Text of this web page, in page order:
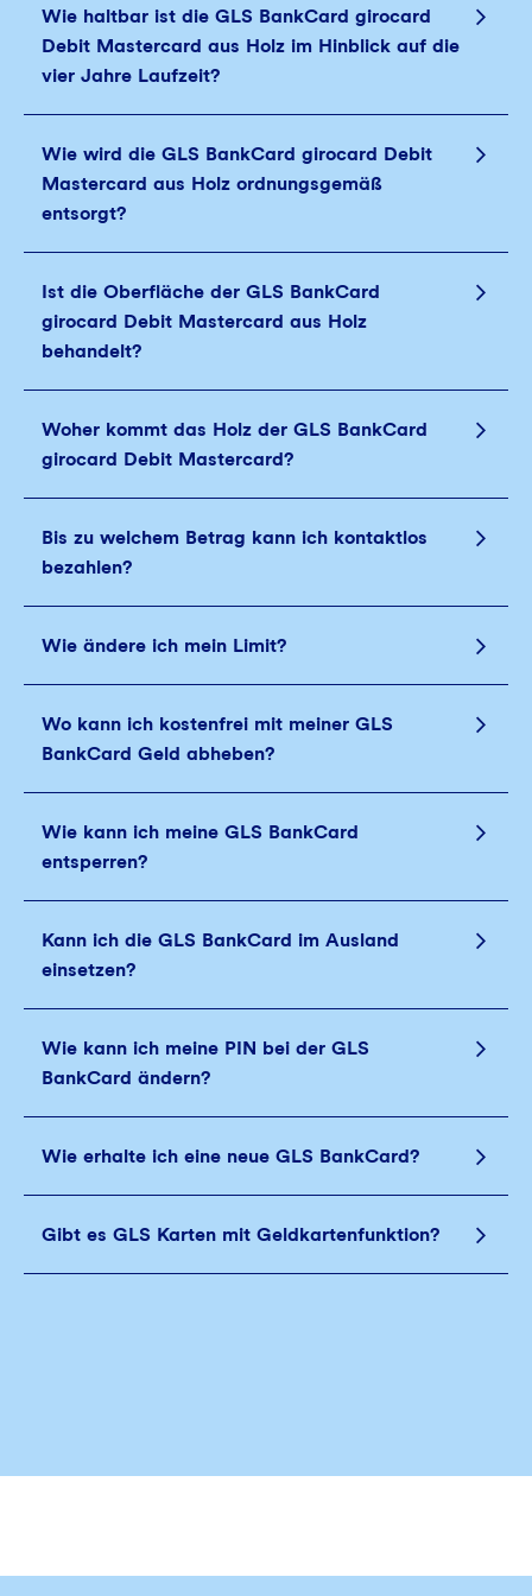
Wie haltbar ist die GLS BankCard girocard
Debit Mastercard aus Holz im Hinblick auf die
vier Jahre Laufzeit?
Wie wird die GLS BankCard girocard Debit
Mastercard aus Holz ordnungsgemäß
entsorgt?
Ist die Oberfläche der GLS BankCard
girocard Debit Mastercard aus Holz
behandelt?
Woher kommt das Holz der GLS BankCard
girocard Debit Mastercard?
Bis zu welchem Betrag kann ich kontaktlos
bezahlen?
Wie ändere ich mein Limit?
Wo kann ich kostenfrei mit meiner GLS
BankCard Geld abheben?
Wie kann ich meine GLS BankCard
entsperren?
Kann ich die GLS BankCard im Ausland
einsetzen?
Wie kann ich meine PIN bei der GLS
BankCard ändern?
Wie erhalte ich eine neue GLS BankCard?
Gibt es GLS Karten mit Geldkartenfunktion?